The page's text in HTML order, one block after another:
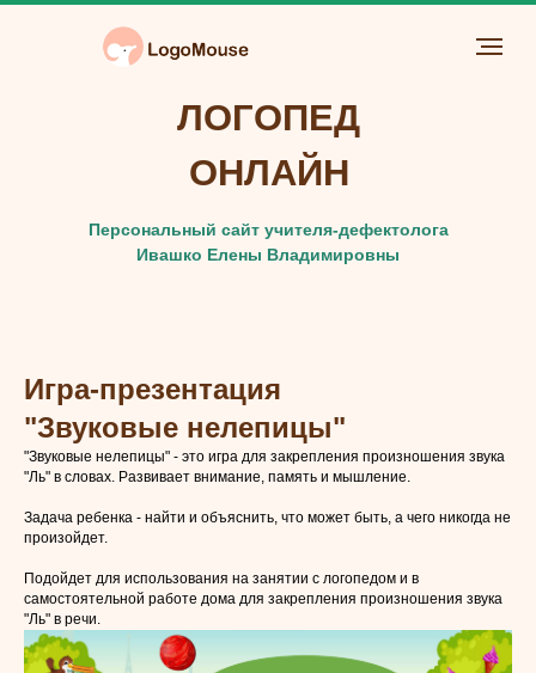
ЛОГОПЕД
ОНЛАЙН
Персональный сайт учителя-дефектолога
Ивашко Елены Владимировны
Игра-презентация
"Звуковые нелепицы"
"Звуковые нелепицы" - это игра для закрепления произношения звука
"Ль" в словах. Развивает внимание, память и мышление.
Задача ребенка - найти и объяснить, что может быть, а чего никогда не
произойдет.
Подойдет для использования на занятии с логопедом и в
самостоятельной работе дома для закрепления произношения звука
"Ль" в речи.